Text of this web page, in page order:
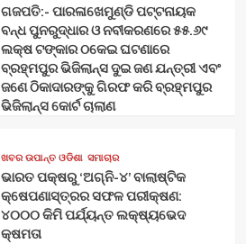
ଗଜପତି:- ପାରଳାଖେମୁଣ୍ଡି ପଟ୍ଟନାୟକ
ବନ୍ଧ ପୁନରୁଦ୍ଧାର ଓ ନବୀକରଣରେ ୫୫.୬୯
ଲକ୍ଷ ଟଙ୍କାର ଠକେଇ ଘଟଣାରେ
ବ୍ରହ୍ମପୁର ଭିଜିଲାନ୍ସ ଦୁଇ ଜଣ ଯନ୍ତ୍ରୀ ଏବଂ
ଜଣେ ଠିକାଦାରଙ୍କୁ ଗିରଫ କରି ବ୍ରହ୍ମପୁର
ଭିଜିଲାନ୍ସ କୋର୍ଟ ଚାଲାଣ
ଖବର ଉପାନ୍ତ ଓଡିଶା ସମାଚାର
ଭାରତ ପକ୍ଷରୁ ‘ଅଗ୍ନି-୪’ ବାଲାଷ୍ଟିକ
କ୍ଷେପଣାସ୍ତ୍ରର ସଫଳ ପରୀକ୍ଷଣ:
୪୦୦୦ କିମି ପର୍ଯ୍ୟନ୍ତ ଲକ୍ଷ୍ୟଭେଦ
କ୍ଷମତା